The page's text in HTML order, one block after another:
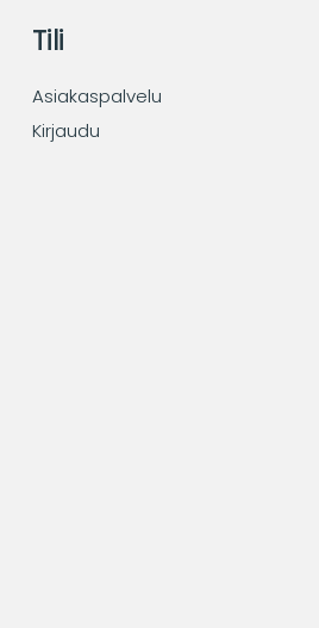
Tili
Asiakaspalvelu
Kirjaudu